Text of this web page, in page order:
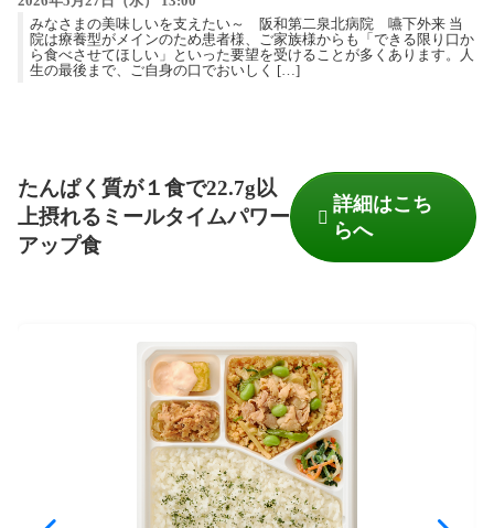
みなさまの美味しいを支えたい～ 阪和第二泉北病院 嚥下外来 当
院は療養型がメインのため患者様、ご家族様からも「できる限り口か
ら食べさせてほしい」といった要望を受けることが多くあります。人
生の最後まで、ご自身の口でおいしく […]
たんぱく質が１食で22.7g以
上摂れるミールタイムパワー
アップ食
詳細はこち
らへ